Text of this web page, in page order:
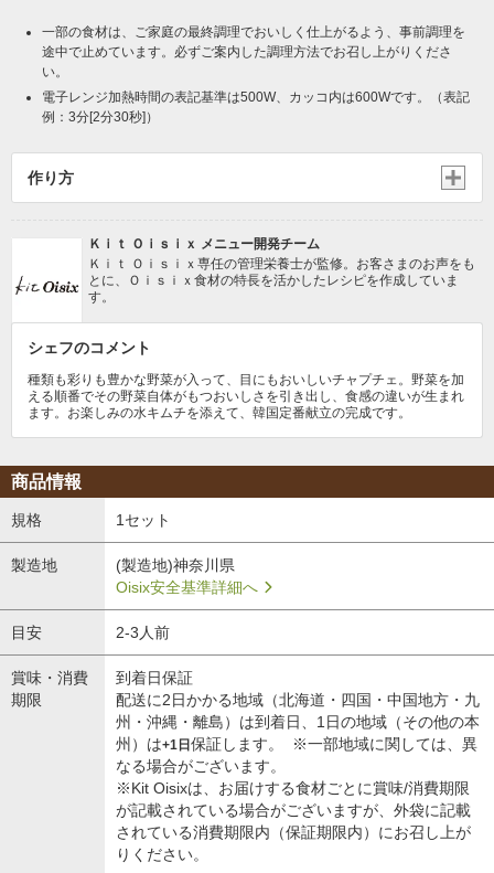
一部の食材は、ご家庭の最終調理でおいしく仕上がるよう、事前調理を
途中で止めています。必ずご案内した調理方法でお召し上がりくださ
い。
電子レンジ加熱時間の表記基準は500W、カッコ内は600Wです。（表記
例：3分[2分30秒]）
作り方
Ｋｉｔ Ｏｉｓｉｘ メニュー開発チーム
Ｋｉｔ Ｏｉｓｉｘ専任の管理栄養士が監修。お客さまのお声をも
とに、Ｏｉｓｉｘ食材の特長を活かしたレシピを作成していま
す。
シェフのコメント
種類も彩りも豊かな野菜が入って、目にもおいしいチャプチェ。野菜を加
える順番でその野菜自体がもつおいしさを引き出し、食感の違いが生まれ
ます。お楽しみの水キムチを添えて、韓国定番献立の完成です。